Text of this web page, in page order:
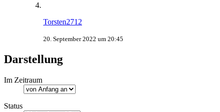
Torsten2712
20. September 2022 um 20:45
Darstellung
Im Zeitraum
Status